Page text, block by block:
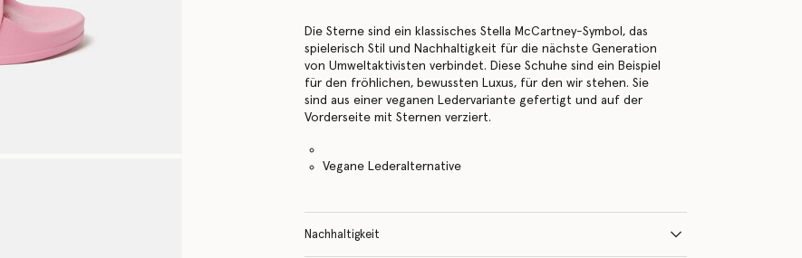
Die Sterne sind ein klassisches Stella McCartney-Symbol, das
spielerisch Stil und Nachhaltigkeit für die nächste Generation
von Umweltaktivisten verbindet. Diese Schuhe sind ein Beispiel
für den fröhlichen, bewussten Luxus, für den wir stehen. Sie
sind aus einer veganen Ledervariante gefertigt und auf der
Vorderseite mit Sternen verziert.
Vegane Lederalternative
Nachhaltigkeit